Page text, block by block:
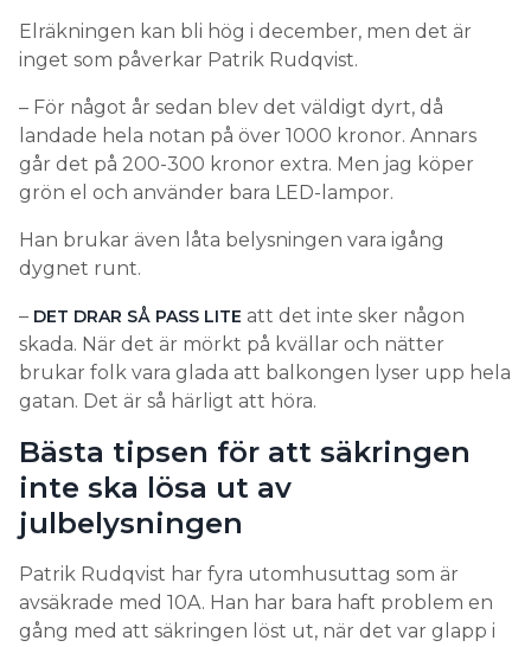
SÅ HÅLLER DU NERE
EFFEKTTOPPARNA I JUL
1. SE ÖVER HUR UPPVÄRMNINGEN AV HUS OCH
VARMVATTEN FUNGERAR
– Om huset värms upp mest under dagtid när
systemet och hitta andra smarta lösningar som styr
uppvärmningen till billigare tider på dygnet.
2. LADDA ELBILEN NÄR ELPRISET ÄR SOM LÄGST
3. SPRID UT ANVÄNDANDET AV VITVAROR OCH
APPARATER
ha inte igång diskmaskinen om någon i hushållet
duschar. Det håller nere effekttopparna
4. BYT UT EVENTUELLA KVARVARANDE
GLÖDLAMPOR TILL LED
Elräkningen kan bli hög i december, men det är
inget som påverkar Patrik Rudqvist.
– För något år sedan blev det väldigt dyrt, då
landade hela notan på över 1000 kronor. Annars
går det på 200-300 kronor extra. Men jag köper
grön el och använder bara LED-lampor.
Han brukar även låta belysningen vara igång
dygnet runt.
– DET DRAR SÅ PASS LITE att det inte sker någon
skada. När det är mörkt på kvällar och nätter
brukar folk vara glada att balkongen lyser upp hela
gatan. Det är så härligt att höra.
Bästa tipsen för att säkringen
inte ska lösa ut av
julbelysningen
Patrik Rudqvist har fyra utomhusuttag som är
avsäkrade med 10A. Han har bara haft problem en
gång med att säkringen löst ut, när det var glapp i